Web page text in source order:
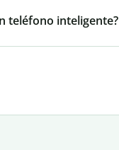
teléfono inteligente?